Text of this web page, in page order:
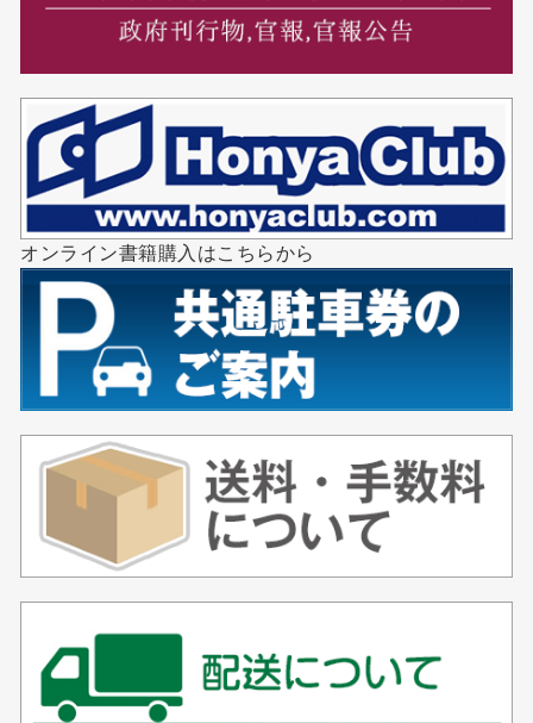
オンライン書籍購入はこちらから